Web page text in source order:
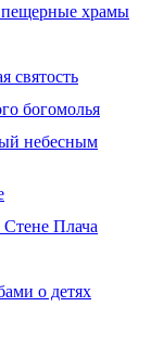
пещерные храмы
святость
богомолья
небесным
Плача
о детях